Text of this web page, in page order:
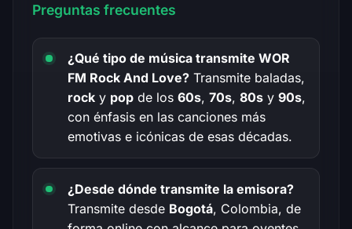
Preguntas frecuentes
¿Qué tipo de música transmite WOR
FM Rock And Love? Transmite baladas,
rock y pop de los 60s, 70s, 80s y 90s,
con énfasis en las canciones más
emotivas e icónicas de esas décadas.
¿Desde dónde transmite la emisora?
Transmite desde Bogotá, Colombia, de